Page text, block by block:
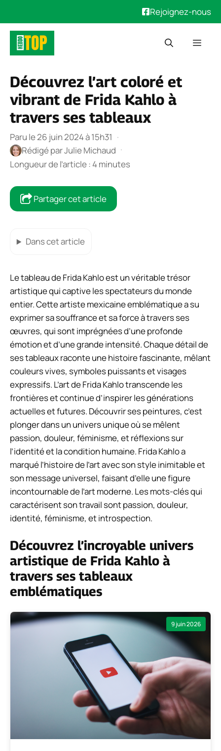
Rejoignez-nous
Aller
contenu
Découvrez l’art coloré et
vibrant de Frida Kahlo à
travers ses tableaux
Paru le 26 juin 2024 à 15h31 ·
Rédigé parJulie Michaud ·
Longueur de l’article : 4 minutes
Partager cet article
Dans cet article
Le tableau de Frida Kahlo est un véritable trésor
artistique qui captive les spectateurs du monde
entier. Cette artiste mexicaine emblématique a su
exprimer sa souffrance et sa force à travers ses
œuvres, qui sont imprégnées d’une profonde
émotion et d’une grande intensité. Chaque détail de
ses tableaux raconte une histoire fascinante, mêlant
couleurs vives, symboles puissants et visages
expressifs. L’art de Frida Kahlo transcende les
frontières et continue d’inspirer les générations
actuelles et futures. Découvrir ses peintures, c’est
plonger dans un univers unique où se mêlent
passion, douleur, féminisme, et réflexions sur
l’identité et la condition humaine. Frida Kahlo a
marqué l’histoire de l’art avec son style inimitable et
son message universel, faisant d’elle une figure
incontournable de l’art moderne. Les mots-clés qui
caractérisent son travail sont passion, douleur,
identité, féminisme, et introspection.
Découvrez l’incroyable univers
artistique de Frida Kahlo à
travers ses tableaux
emblématiques
9 juin 2026